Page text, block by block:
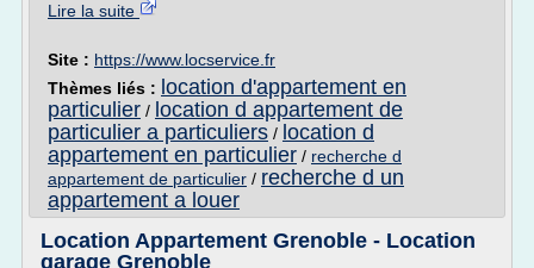
Lire la suite
Site : https://www.locservice.fr
Thèmes liés : location d'appartement en
particulier / location d appartement de
particulier a particuliers / location d
appartement en particulier / recherche d
appartement de particulier / recherche d un
appartement a louer
Location Appartement Grenoble - Location
garage Grenoble